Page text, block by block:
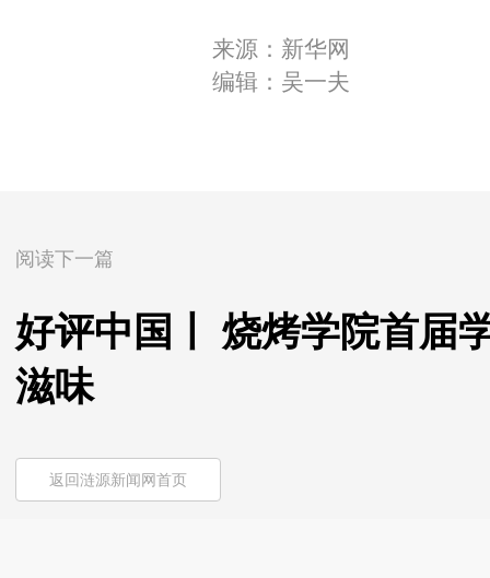
来源：新华网
编辑：吴一夫
阅读下一篇
好评中国丨 烧烤学院首届
滋味
返回涟源新闻网首页